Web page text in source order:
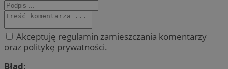
Akceptuję regulamin zamieszczania komentarzy
oraz politykę prywatności.
Błąd: